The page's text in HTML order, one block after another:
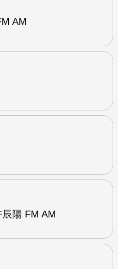
AM
陽 FM AM